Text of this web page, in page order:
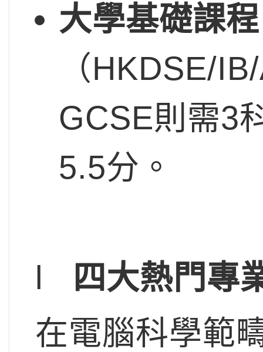
大學基礎課程
（HKDSE/
GCSE則需3
5.5分。
l
四大熱門專
在電腦科學範